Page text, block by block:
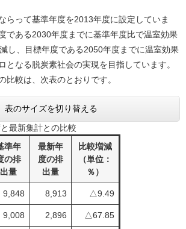
らって基準年度を2013年度に設定していま
である2030年度までに基準年度比で温室効果
し、目標年度である2050年度までに温室効果
となる脱炭素社会の実現を目指しています。
比較は、次表のとおりです。
表のサイズを切り替える
最新集計との比較
準年
の排
出量
最新年
度の排
出量
比較増減
（単位：
％）
9,848 8,913 △9.49
9,008 2,896 △67.85